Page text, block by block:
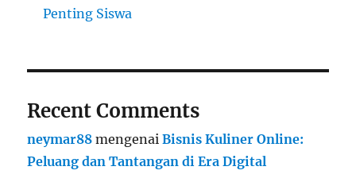
Penting Siswa
Recent Comments
neymar88 mengenaiBisnis Kuliner Online:
Peluang dan Tantangan di Era Digital